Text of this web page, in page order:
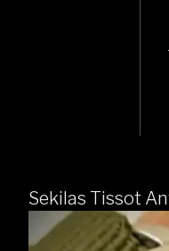
Sekilas Tissot